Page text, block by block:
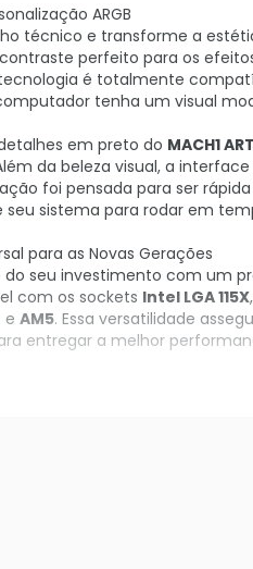
ARGB
técnico e transforme a
perfeito para os
é totalmente
tenha um visual
em preto do MACH1
da beleza visual, a interface
foi pensada para ser
sistema para rodar em
para as Novas Gerações
seu investimento com um
com os sockets Intel LGA 115X,
e AM5. Essa versatilidade
entregar a melhor